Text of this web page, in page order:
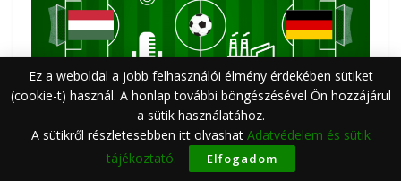
PODCAST
Tudás és bölcsesség határán
Ez a weboldal a jobb felhasználói élmény érdekében sütiket
(cookie-t) használ. A honlap további böngészésével Ön hozzájárul
a sütik használatához.
A sütikről részletesebben itt olvashat Adatvédelem és sütik
tájékoztató.
Elfogadom